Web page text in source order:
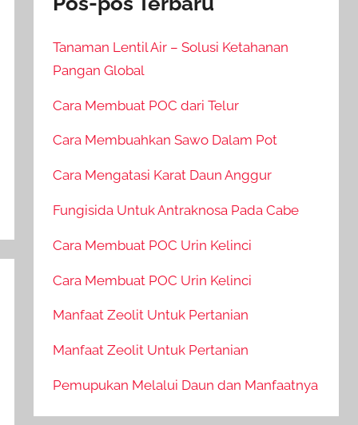
Tanaman Lentil Air – Solusi Ketahanan
Pangan Global
Cara Membuat POC dari Telur
Cara Membuahkan Sawo Dalam Pot
Cara Mengatasi Karat Daun Anggur
Fungisida Untuk Antraknosa Pada Cabe
Cara Membuat POC Urin Kelinci
Cara Membuat POC Urin Kelinci
Manfaat Zeolit Untuk Pertanian
Manfaat Zeolit Untuk Pertanian
Pemupukan Melalui Daun dan Manfaatnya